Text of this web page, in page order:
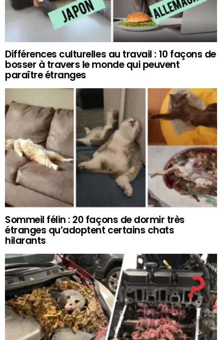
Différences culturelles au travail : 10 façons de
bosser à travers le monde qui peuvent
paraître étranges
Sommeil félin : 20 façons de dormir très
étranges qu’adoptent certains chats
hilarants